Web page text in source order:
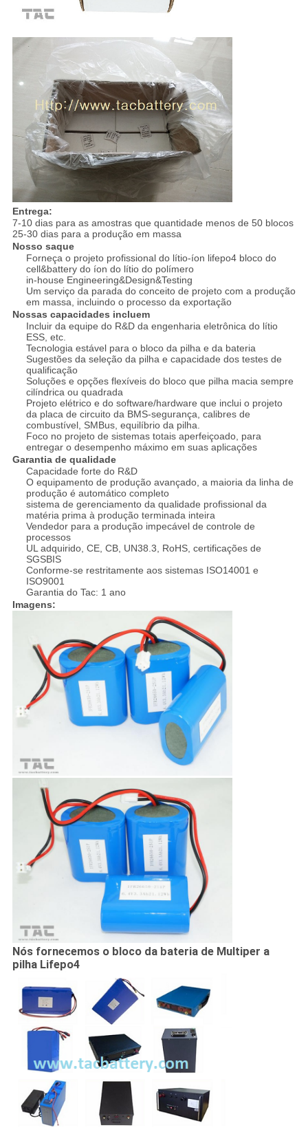
Entrega:
7-10 dias para as amostras que quantidade menos de 50 blocos
25-30 dias para a produção em massa
Nosso saque
Forneça o projeto profissional do lítio-íon lifepo4 bloco do
cell&battery do íon do lítio do polímero
in-house Engineering&Design&Testing
Um serviço da parada do conceito de projeto com a produção
em massa, incluindo o processo da exportação
Nossas capacidades incluem
Incluir da equipe do R&D da engenharia eletrônica do lítio
ESS, etc.
Tecnologia estável para o bloco da pilha e da bateria
Sugestões da seleção da pilha e capacidade dos testes de
qualificação
Soluções e opções flexíveis do bloco que pilha macia sempre
cilíndrica ou quadrada
Projeto elétrico e do software/hardware que inclui o projeto
da placa de circuito da BMS-segurança, calibres de
combustível, SMBus, equilíbrio da pilha.
Foco no projeto de sistemas totais aperfeiçoado, para
entregar o desempenho máximo em suas aplicações
Garantia de qualidade
Capacidade forte do R&D
O equipamento de produção avançado, a maioria da linha de
produção é automático completo
sistema de gerenciamento da qualidade profissional da
matéria prima à produção terminada inteira
Vendedor para a produção impecável de controle de
processos
UL adquirido, CE, CB, UN38.3, RoHS, certificações de
SGSBIS
Conforme-se restritamente aos sistemas ISO14001 e
ISO9001
Garantia do Tac: 1 ano
Imagens:
Nós fornecemos o bloco da bateria de Multiper a
pilha Lifepo4